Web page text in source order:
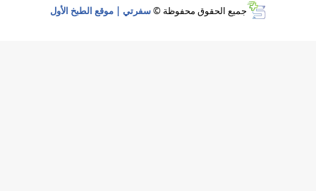
جميع الحقوق محفوظة ©سفرتي | موقع الطبخ الأول